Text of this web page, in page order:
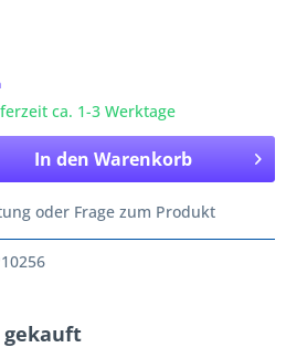
ca. 1-3 Werktage
In den Warenkorb
oder Frage zum Produkt
gekauft